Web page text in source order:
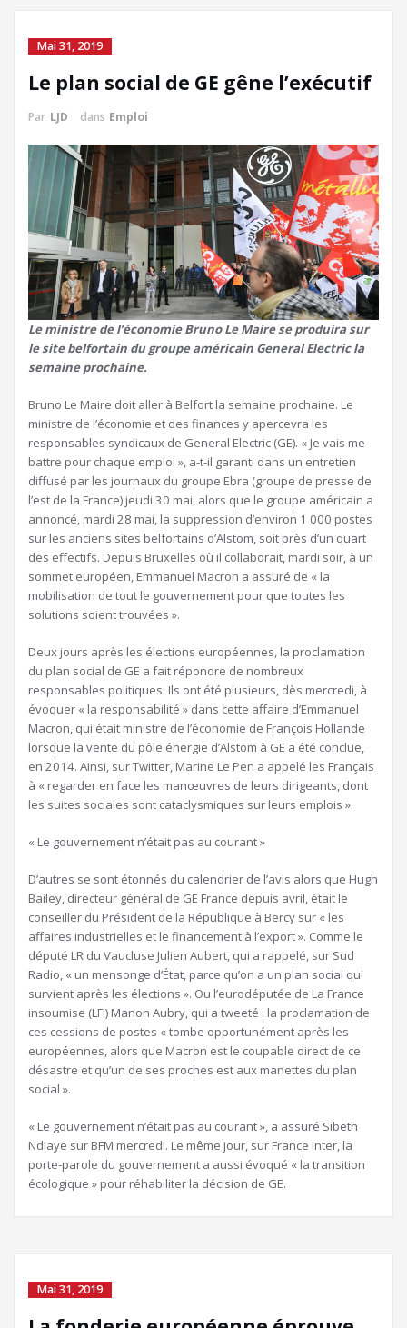
Mai 31, 2019
Le plan social de GE gêne l’exécutif
Par LJD dans Emploi
Le ministre de l’économie Bruno Le Maire se produira sur
le site belfortain du groupe américain General Electric la
semaine prochaine.
Bruno Le Maire doit aller à Belfort la semaine prochaine. Le
ministre de l’économie et des finances y apercevra les
responsables syndicaux de General Electric (GE). « Je vais me
battre pour chaque emploi », a-t-il garanti dans un entretien
diffusé par les journaux du groupe Ebra (groupe de presse de
l’est de la France) jeudi 30 mai, alors que le groupe américain a
annoncé, mardi 28 mai, la suppression d’environ 1 000 postes
sur les anciens sites belfortains d’Alstom, soit près d’un quart
des effectifs. Depuis Bruxelles où il collaborait, mardi soir, à un
sommet européen, Emmanuel Macron a assuré de « la
mobilisation de tout le gouvernement pour que toutes les
solutions soient trouvées ».
Deux jours après les élections européennes, la proclamation
du plan social de GE a fait répondre de nombreux
responsables politiques. Ils ont été plusieurs, dès mercredi, à
évoquer « la responsabilité » dans cette affaire d’Emmanuel
Macron, qui était ministre de l’économie de François Hollande
lorsque la vente du pôle énergie d’Alstom à GE a été conclue,
en 2014. Ainsi, sur Twitter, Marine Le Pen a appelé les Français
à « regarder en face les manœuvres de leurs dirigeants, dont
les suites sociales sont cataclysmiques sur leurs emplois ».
« Le gouvernement n’était pas au courant »
D’autres se sont étonnés du calendrier de l’avis alors que Hugh
Bailey, directeur général de GE France depuis avril, était le
conseiller du Président de la République à Bercy sur « les
affaires industrielles et le financement à l’export ». Comme le
député LR du Vaucluse Julien Aubert, qui a rappelé, sur Sud
Radio, « un mensonge d’État, parce qu’on a un plan social qui
survient après les élections ». Ou l’eurodéputée de La France
insoumise (LFI) Manon Aubry, qui a tweeté : la proclamation de
ces cessions de postes « tombe opportunément après les
européennes, alors que Macron est le coupable direct de ce
désastre et qu’un de ses proches est aux manettes du plan
social ».
« Le gouvernement n’était pas au courant », a assuré Sibeth
Ndiaye sur BFM mercredi. Le même jour, sur France Inter, la
porte-parole du gouvernement a aussi évoqué « la transition
écologique » pour réhabiliter la décision de GE.
Mai 31, 2019